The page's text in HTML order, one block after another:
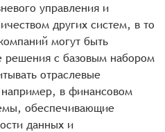
управления и
других систем, в то
могут быть
решения с базовым набором
отраслевые
в финансовом
обеспечивающие
данных и